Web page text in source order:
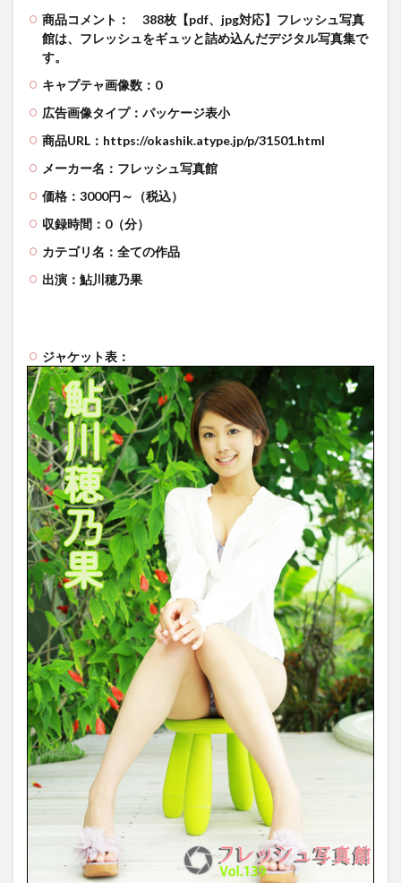
商品コメント：
388枚【pdf、jpg対応】フレッシュ写真
館は、フレッシュをギュッと詰め込んだデジタル写真集で
す。
キャプテャ画像数：0
広告画像タイプ：パッケージ表小
商品URL：https://okashik.atype.jp/p/31501.html
メーカー名：フレッシュ写真館
価格：3000円～（税込）
収録時間：0（分）
カテゴリ名：全ての作品
出演：鮎川穂乃果
ジャケット表：